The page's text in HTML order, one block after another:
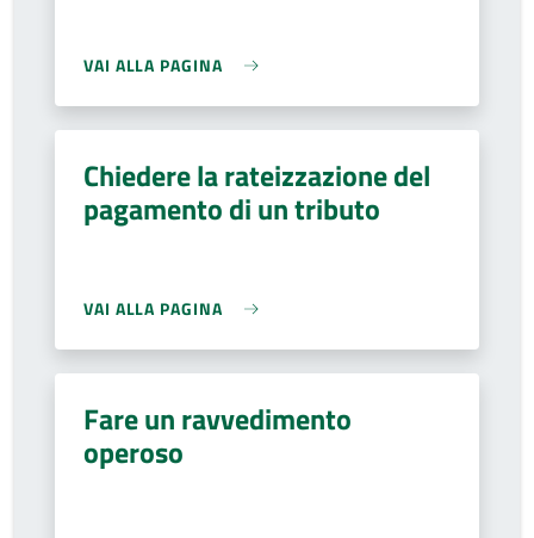
VAI ALLA PAGINA
Chiedere la rateizzazione del
pagamento di un tributo
VAI ALLA PAGINA
Fare un ravvedimento
operoso